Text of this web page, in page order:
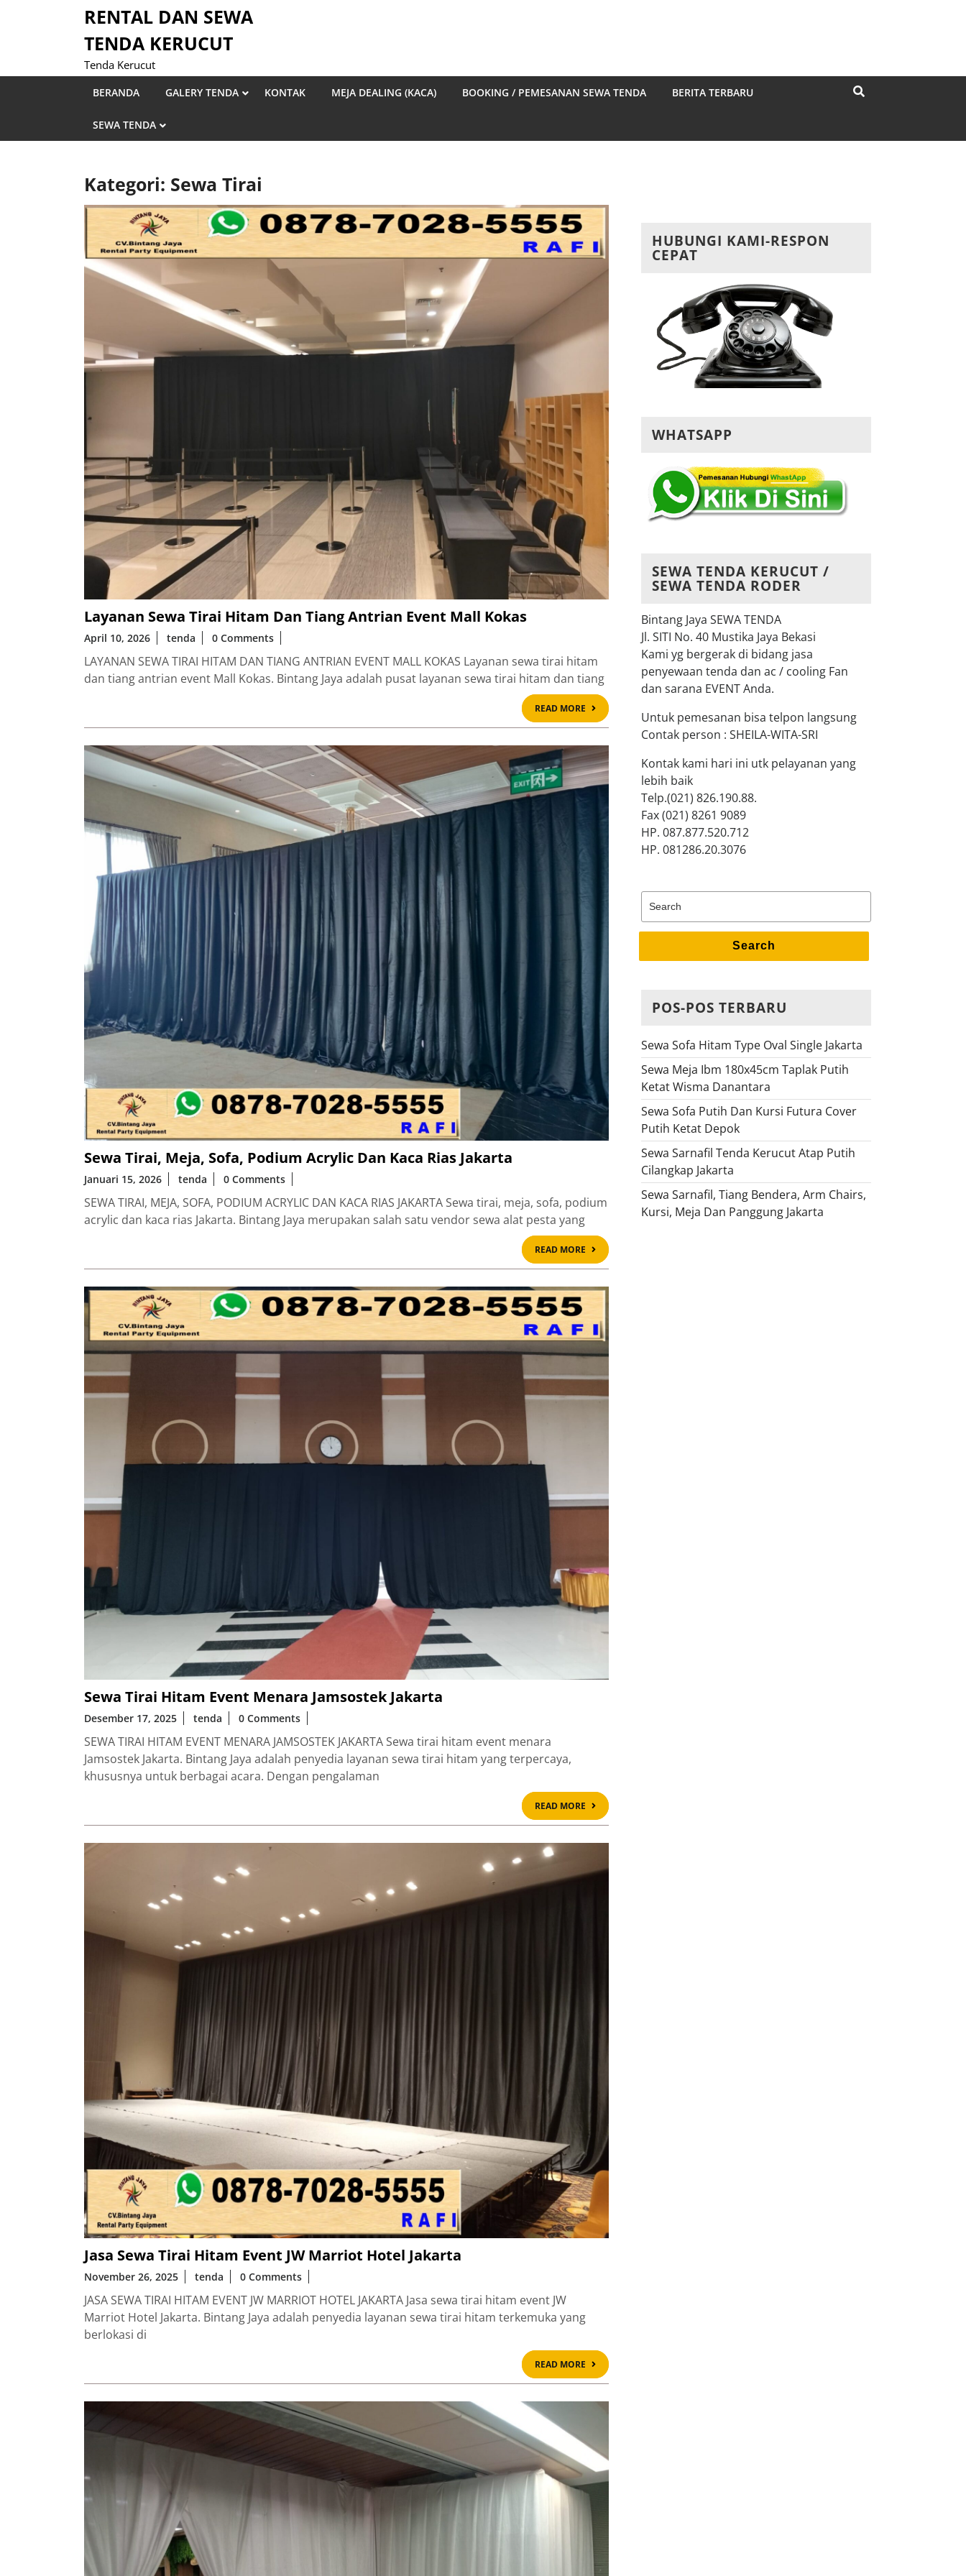
RENTAL DAN SEWA
TENDA KERUCUT
Tenda Kerucut
BERANDA GALERY TENDA KONTAK MEJA DEALING (KACA) BOOKING / PEMESANAN SEWA TENDA BERITA TERBARU
SEWA TENDA
Kategori: Sewa Tirai
Layanan Sewa Tirai Hitam Dan Tiang Antrian Event Mall Kokas
April 10, 2026 tenda 0 Comments
LAYANAN SEWA TIRAI HITAM DAN TIANG ANTRIAN EVENT MALL KOKAS Layanan sewa tirai hitam
dan tiang antrian event Mall Kokas. Bintang Jaya adalah pusat layanan sewa tirai hitam dan tiang
READ MORE
READ
MORE
Sewa Tirai, Meja, Sofa, Podium Acrylic Dan Kaca Rias Jakarta
Januari 15, 2026 tenda 0 Comments
SEWA TIRAI, MEJA, SOFA, PODIUM ACRYLIC DAN KACA RIAS JAKARTA Sewa tirai, meja, sofa, podium
acrylic dan kaca rias Jakarta. Bintang Jaya merupakan salah satu vendor sewa alat pesta yang
READ MORE
READ
MORE
Sewa Tirai Hitam Event Menara Jamsostek Jakarta
Desember 17, 2025 tenda 0 Comments
SEWA TIRAI HITAM EVENT MENARA JAMSOSTEK JAKARTA Sewa tirai hitam event menara
Jamsostek Jakarta. Bintang Jaya adalah penyedia layanan sewa tirai hitam yang terpercaya,
khususnya untuk berbagai acara. Dengan pengalaman
READ MORE
READ
MORE
Jasa Sewa Tirai Hitam Event JW Marriot Hotel Jakarta
November 26, 2025 tenda 0 Comments
JASA SEWA TIRAI HITAM EVENT JW MARRIOT HOTEL JAKARTA Jasa sewa tirai hitam event JW
Marriot Hotel Jakarta. Bintang Jaya adalah penyedia layanan sewa tirai hitam terkemuka yang
berlokasi di
READ MORE
READ
MORE
HUBUNGI KAMI-RESPON
CEPAT
WHATSAPP
SEWA TENDA KERUCUT /
SEWA TENDA RODER
Bintang Jaya SEWA TENDA
Jl. SITI No. 40 Mustika Jaya Bekasi
Kami yg bergerak di bidang jasa
penyewaan tenda dan ac / cooling Fan
dan sarana EVENT Anda.
Untuk pemesanan bisa telpon langsung
Contak person : SHEILA-WITA-SRI
Kontak kami hari ini utk pelayanan yang
lebih baik
Telp.(021) 826.190.88.
Fax (021) 8261 9089
HP. 087.877.520.712
HP. 081286.20.3076
Search
Search
POS-POS TERBARU
Sewa Sofa Hitam Type Oval Single Jakarta
Sewa Meja Ibm 180x45cm Taplak Putih
Ketat Wisma Danantara
Sewa Sofa Putih Dan Kursi Futura Cover
Putih Ketat Depok
Sewa Sarnafil Tenda Kerucut Atap Putih
Cilangkap Jakarta
Sewa Sarnafil, Tiang Bendera, Arm Chairs,
Kursi, Meja Dan Panggung Jakarta